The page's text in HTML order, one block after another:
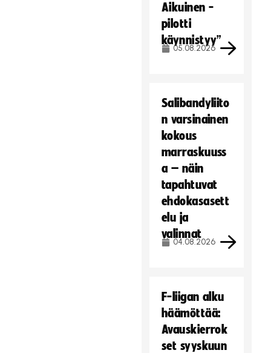
Aikuinen -
pilotti
käynnistyy”
05.08.2026
Salibandyliito
n varsinainen
kokous
marraskuuss
a – näin
tapahtuvat
ehdokasasett
elu ja
valinnat
04.08.2026
F-liigan alku
häämöttää:
Avauskierrok
set syyskuun